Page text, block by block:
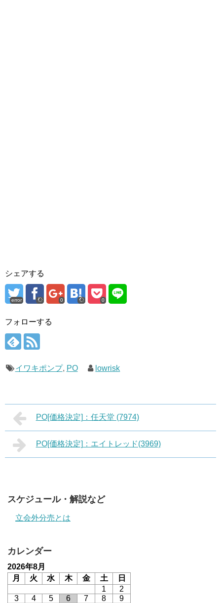
シェアする
error 0 0
フォローする
イワキポンプ, PO lowrisk
PO[価格決定]：任天堂 (7974)
PO[価格決定]：エイトレッド(3969)
スケジュール・解説など
立会外分売とは
カレンダー
2026年8月
月
火 水 木 金 土 日
1
2
3
4 5 6 7 8
9